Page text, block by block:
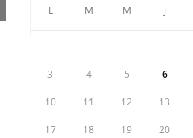
L M M J
3 4 5 6
10 11 12 13
17 18 19 20